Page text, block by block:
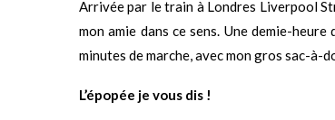
Arrivée par le train à Londres Liverpool
mon amie dans ce sens. Une demie-
minutes de marche, avec mon gros sac-
L’épopée je vous dis !